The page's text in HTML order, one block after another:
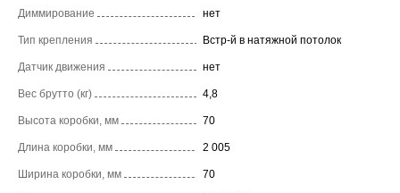
Диммирование нет
Тип крепления Встр-й в натяжной потолок
Датчик движения нет
Вес брутто (кг) 4,8
Высота коробки, мм 70
Длина коробки, мм 2 005
Ширина коробки, мм 70